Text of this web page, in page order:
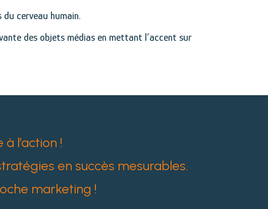
cerveau humain.
des objets médias en mettant l’accent sur
l’action !
en succès mesurables.
marketing !